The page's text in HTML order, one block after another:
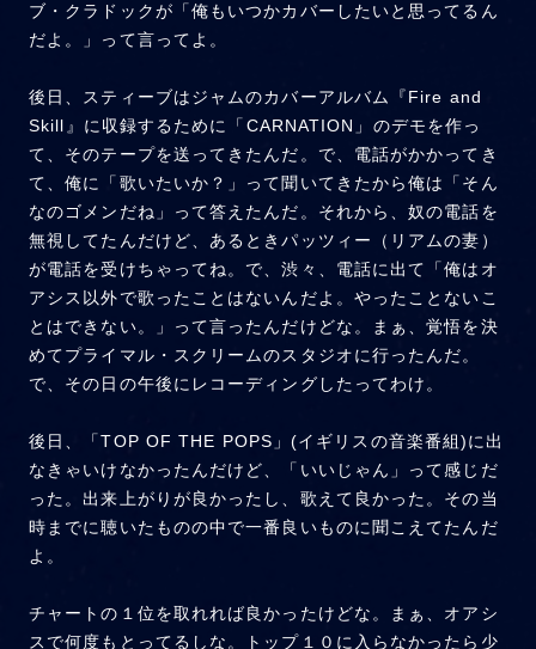
ブ・クラドックが「俺もいつかカバーしたいと思ってるん
だよ。」って言ってよ。
後日、スティーブはジャムのカバーアルバム『Fire and
Skill』に収録するために「CARNATION」のデモを作っ
て、そのテープを送ってきたんだ。で、電話がかかってき
て、俺に「歌いたいか？」って聞いてきたから俺は「そん
なのゴメンだね」って答えたんだ。それから、奴の電話を
無視してたんだけど、あるときパッツィー（リアムの妻）
が電話を受けちゃってね。で、渋々、電話に出て「俺はオ
アシス以外で歌ったことはないんだよ。やったことないこ
とはできない。」って言ったんだけどな。まぁ、覚悟を決
めてプライマル・スクリームのスタジオに行ったんだ。
で、その日の午後にレコーディングしたってわけ。
後日、「TOP OF THE POPS」(イギリスの音楽番組)に出
なきゃいけなかったんだけど、「いいじゃん」って感じだ
った。出来上がりが良かったし、歌えて良かった。その当
時までに聴いたものの中で一番良いものに聞こえてたんだ
よ。
チャートの１位を取れれば良かったけどな。まぁ、オアシ
スで何度もとってるしな。トップ１０に入らなかったら少